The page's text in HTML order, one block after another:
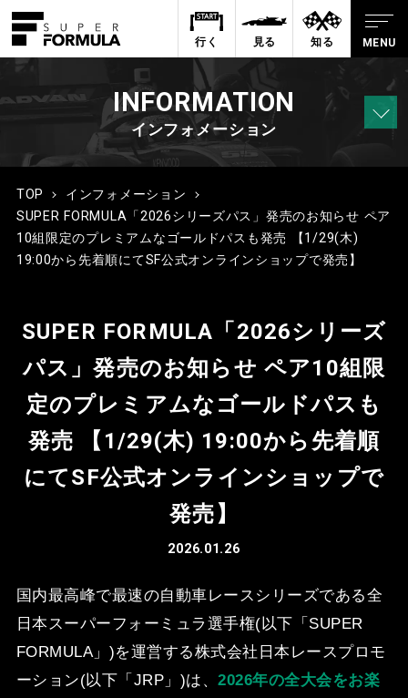
行く 見る 知る
INFORMATION
インフォメーション
TOP
インフォメーション
SUPER FORMULA「2026シリーズパス」発売のお知らせ ペア
10組限定のプレミアムなゴールドパスも発売 【1/29(⽊)
19:00から先着順にてSF公式オンラインショップで発売】
SUPER FORMULA「2026シリーズ
パス」発売のお知らせ ペア10組限
定のプレミアムなゴールドパスも
発売 【1/29(⽊) 19:00から先着順
にてSF公式オンラインショップで
発売】
2026.01.26
国内最⾼峰で最速の⾃動⾞レースシリーズである全
⽇本スーパーフォーミュラ選⼿権(以下「SUPER
FORMULA」)を運営する株式会社⽇本レースプロモ
ーション(以下「JRP」)は、2026年の全⼤会をお楽